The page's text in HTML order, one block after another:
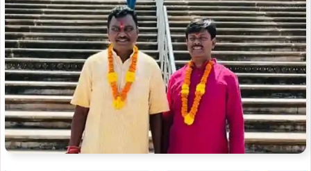
विधायक दल का नेता और सचेतक के नामों का रविवार देर शाम ऐलान
किया है। रघुवर सरकार में मंत्री रहे और चंदनक्यारी से विधायक अमर
कुमार बाउरी को विधायक दल का नेता बनाया गया है। वहीं मांडू से
विधायक जयप्रकाश पटेल को विधानसभा में पार्टी की ओर से चतेक
होंगे।